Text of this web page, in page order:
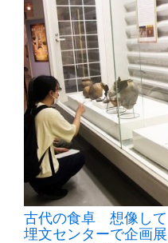
古代の食卓 想像し
埋文センターで企画展